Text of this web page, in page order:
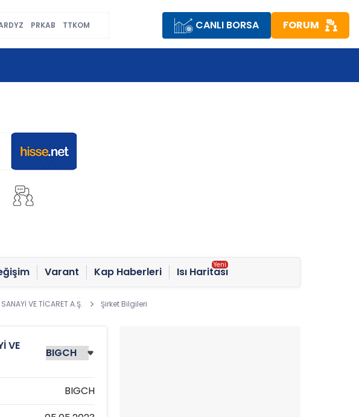
PRKAB TTKOM CANLI BORSA FORUM
Varant Kap Haberleri Isı Haritası
VE TİCARET A.Ş. Şirket Bilgileri
VE
BIGCH